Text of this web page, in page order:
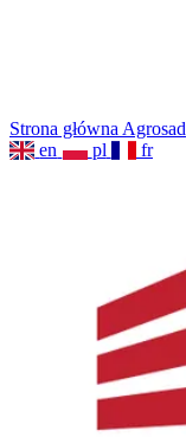
Strona główna Agrosad
en
pl fr